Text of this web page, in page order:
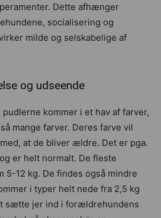
Dette afhænger
socialisering og
milde og selskabelige af
og udseende
pudlerne kommer i et hav af farver,
mange farver. Deres farve vil
at de bliver ældre. Det er pga.
er helt normalt. De fleste
5-12 kg. De findes også mindre
i typer helt nede fra 2,5 kg
sætte jer ind i forældrehundens